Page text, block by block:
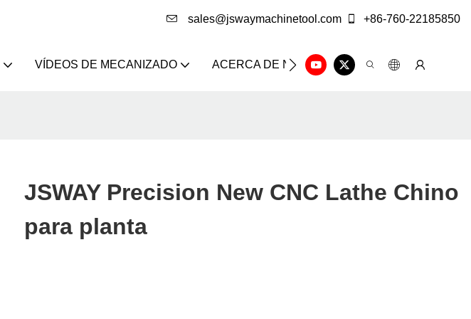
sales@jswaymachinetool.com +86-760-22185850
VÍDEOS DE MECANIZADO ACERCA DE NOSOTROS SOLUCIÓN
JSWAY Precision New CNC Lathe Chino
para planta